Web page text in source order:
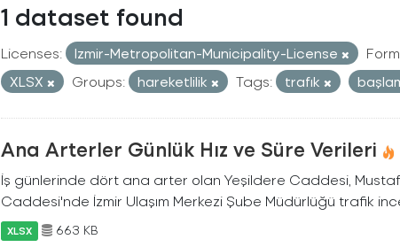
1 dataset found
Licenses: Izmir-Metropolitan-Municipality-License
XLSX
Groups: hareketlilik Tags: trafık
Ana Arterler Günlük Hız ve Süre Verileri
İş günlerinde dört ana arter olan Yeşildere Caddesi,
Caddesi'nde İzmir Ulaşım Merkezi Şube Müdürlüğü trafik
XLSX 663 KB